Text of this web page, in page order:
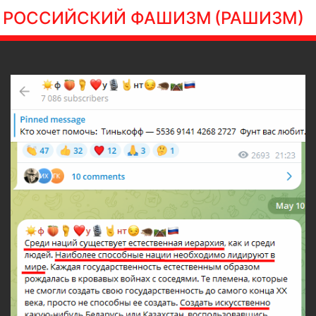
РОССИЙСКИЙ ФАШИЗМ (РАШИЗМ)